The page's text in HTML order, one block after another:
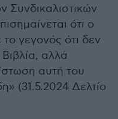
Συνδικαλιστικών
ότι ο
γεγονός ότι δεν
αλλά
αυτή του
(31.5.2024 Δελτίο